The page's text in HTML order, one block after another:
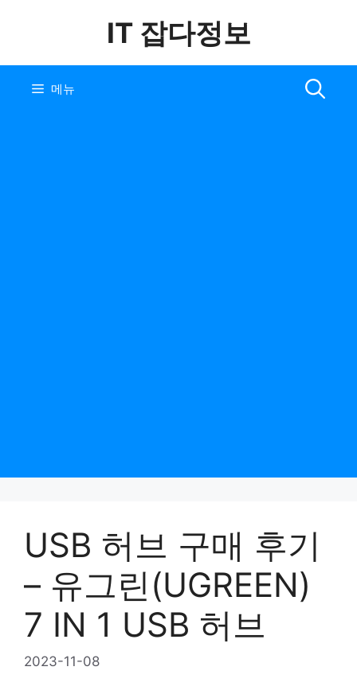
로
IT 잡다정보
메뉴
USB 허브 구매 후기
– 유그린(UGREEN)
7 IN 1 USB 허브
2023-11-08